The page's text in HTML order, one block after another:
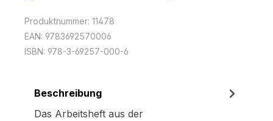
Produktnummer: 11478
EAN: 9783692570006
ISBN: 978-3-69257-000-6
Beschreibung
Das Arbeitsheft aus der